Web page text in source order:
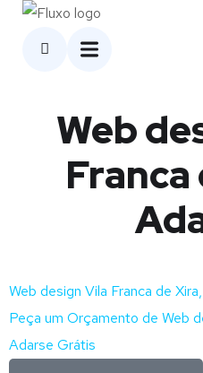
Web
Franca
Web design Vila Franca de
Peça um Orçamento de Web
Adarse Grátis